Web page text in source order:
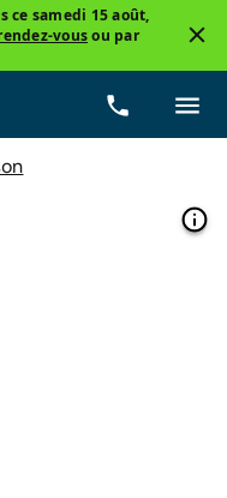
ce samedi 15 août,
vousou par